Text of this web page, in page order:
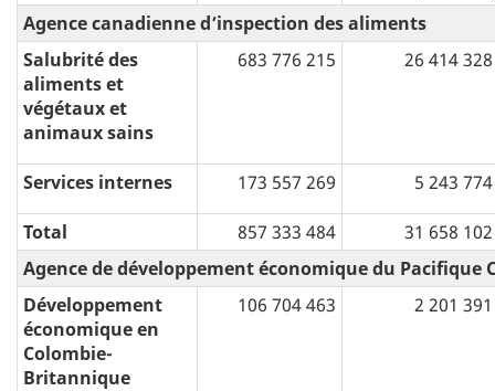
Agence canadienne d’inspection des aliments
Salubrité des
aliments et
végétaux et
animaux sains
683 776 215 26 414 328
Services internes 173 557 269 5 243 774
Total 857 333 484
31 658 102
Agence de développement économique du Pacifique
Développement
économique en
Colombie-
Britannique
106 704 463 2 201 391